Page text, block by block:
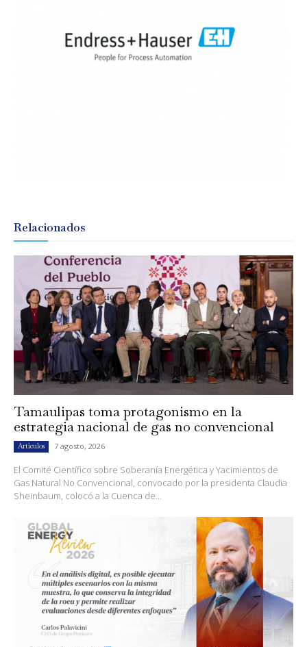
Relacionados
Tamaulipas toma protagonismo en la
estrategia nacional de gas no convencional
Artículos 7 agosto, 2026
El Comité Científico sobre Soberanía Energética y Yacimientos de
Gas Natural No Convencional, convocado por la presidenta Claudia
Sheinbaum, colocó a la Cuenca de...